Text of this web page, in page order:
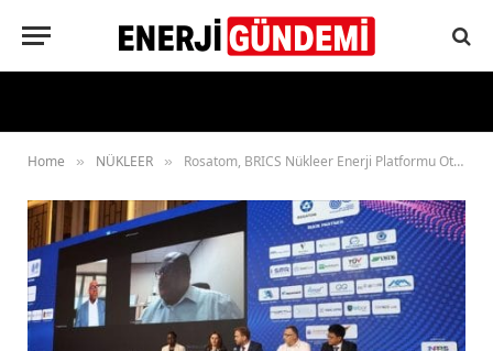
Home » NÜKLEER » Rosatom, BRICS Nükleer Enerji Platformu Oturumuna Katıldı